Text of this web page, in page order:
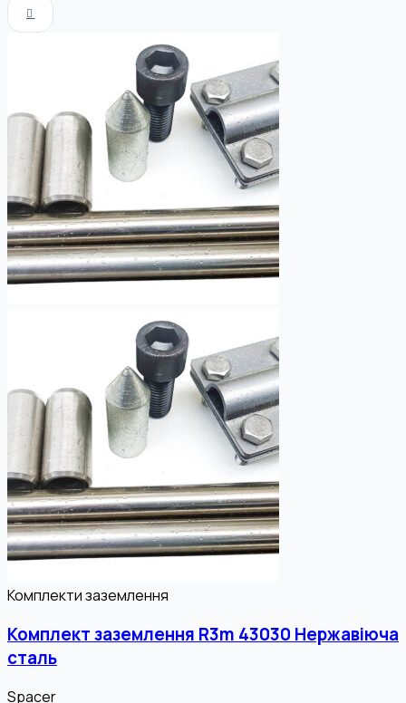
Комплекти заземлення
Комплект заземлення R3m 43030 Нержавіюча
сталь
Spacer